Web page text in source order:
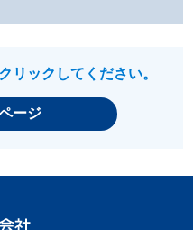
リックしてください。
ージ